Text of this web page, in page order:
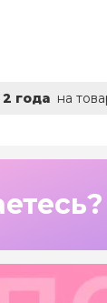
2 года на